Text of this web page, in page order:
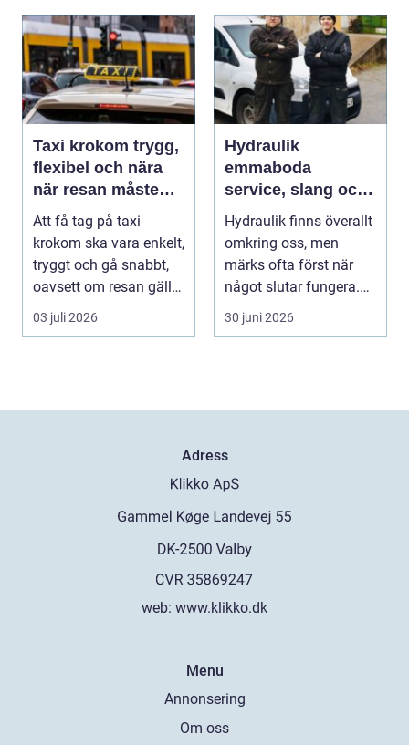
Taxi krokom trygg,
flexibel och nära
när resan måste
fungera
Att få tag på taxi
krokom ska vara enkelt,
tryggt och gå snabbt,
oavsett om resan gäller
jobbet, bar...
03 juli 2026
Hydraulik
emmaboda
service, slang och
smarta lösningar
nära till hands
Hydraulik finns överallt
omkring oss, men
märks ofta först när
något slutar fungera.
Maskiner stanna...
30 juni 2026
Adress
web: www.klikko.dk
Menu
Annonsering
Om oss